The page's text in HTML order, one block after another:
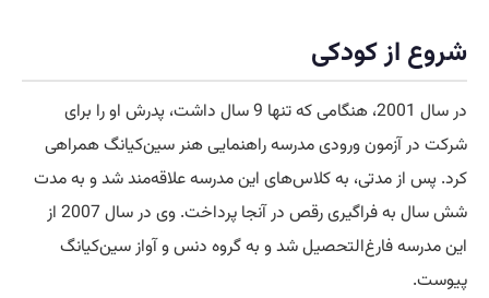
شروع از کودکی
در سال 2001، هنگامی که تنها 9 سال داشت، پدرش او را برای
شرکت در آزمون ورودی مدرسه راهنمایی هنر سین‌کیانگ همراهی
کرد. پس از مدتی، به کلاس‌های این مدرسه علاقه‌مند شد و به مدت
شش سال به فراگیری رقص در آنجا پرداخت. وی در سال 2007 از
این مدرسه فارغ‌التحصیل شد و به گروه دنس و آواز سین‌کیانگ
پیوست.